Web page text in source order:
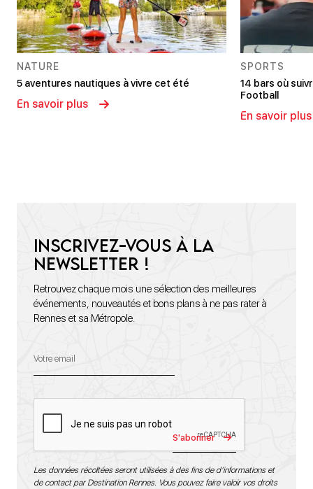
NATURE
5 aventures nautiques à vivre cet été
En savoir plus
SPORTS
14 bars où
Football
En savoir plus
Inscrivez-vous à la
newsletter !
Retrouvez chaque mois une sélection des meilleures
événements, nouveautés et bons plans à ne pas rater à
Rennes et sa Métropole.
S'abonner
Les données récoltées seront utilisées à des fins de d’informations et
de contact par Destination Rennes. Vous pouvez faire valoir vos droits